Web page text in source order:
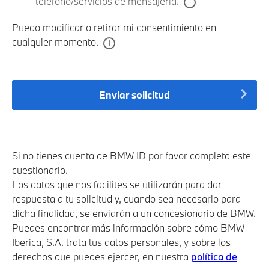
Puedo modificar o retirar mi consentimiento en
cualquier momento.
Enviar solicitud
Si no tienes cuenta de BMW ID por favor completa este
cuestionario.
Los datos que nos facilites se utilizarán para dar
respuesta a tu solicitud y, cuando sea necesario para
dicha finalidad, se enviarán a un concesionario de BMW.
Puedes encontrar más información sobre cómo BMW
Iberica, S.A. trata tus datos personales, y sobre los
derechos que puedes ejercer, en nuestra política de